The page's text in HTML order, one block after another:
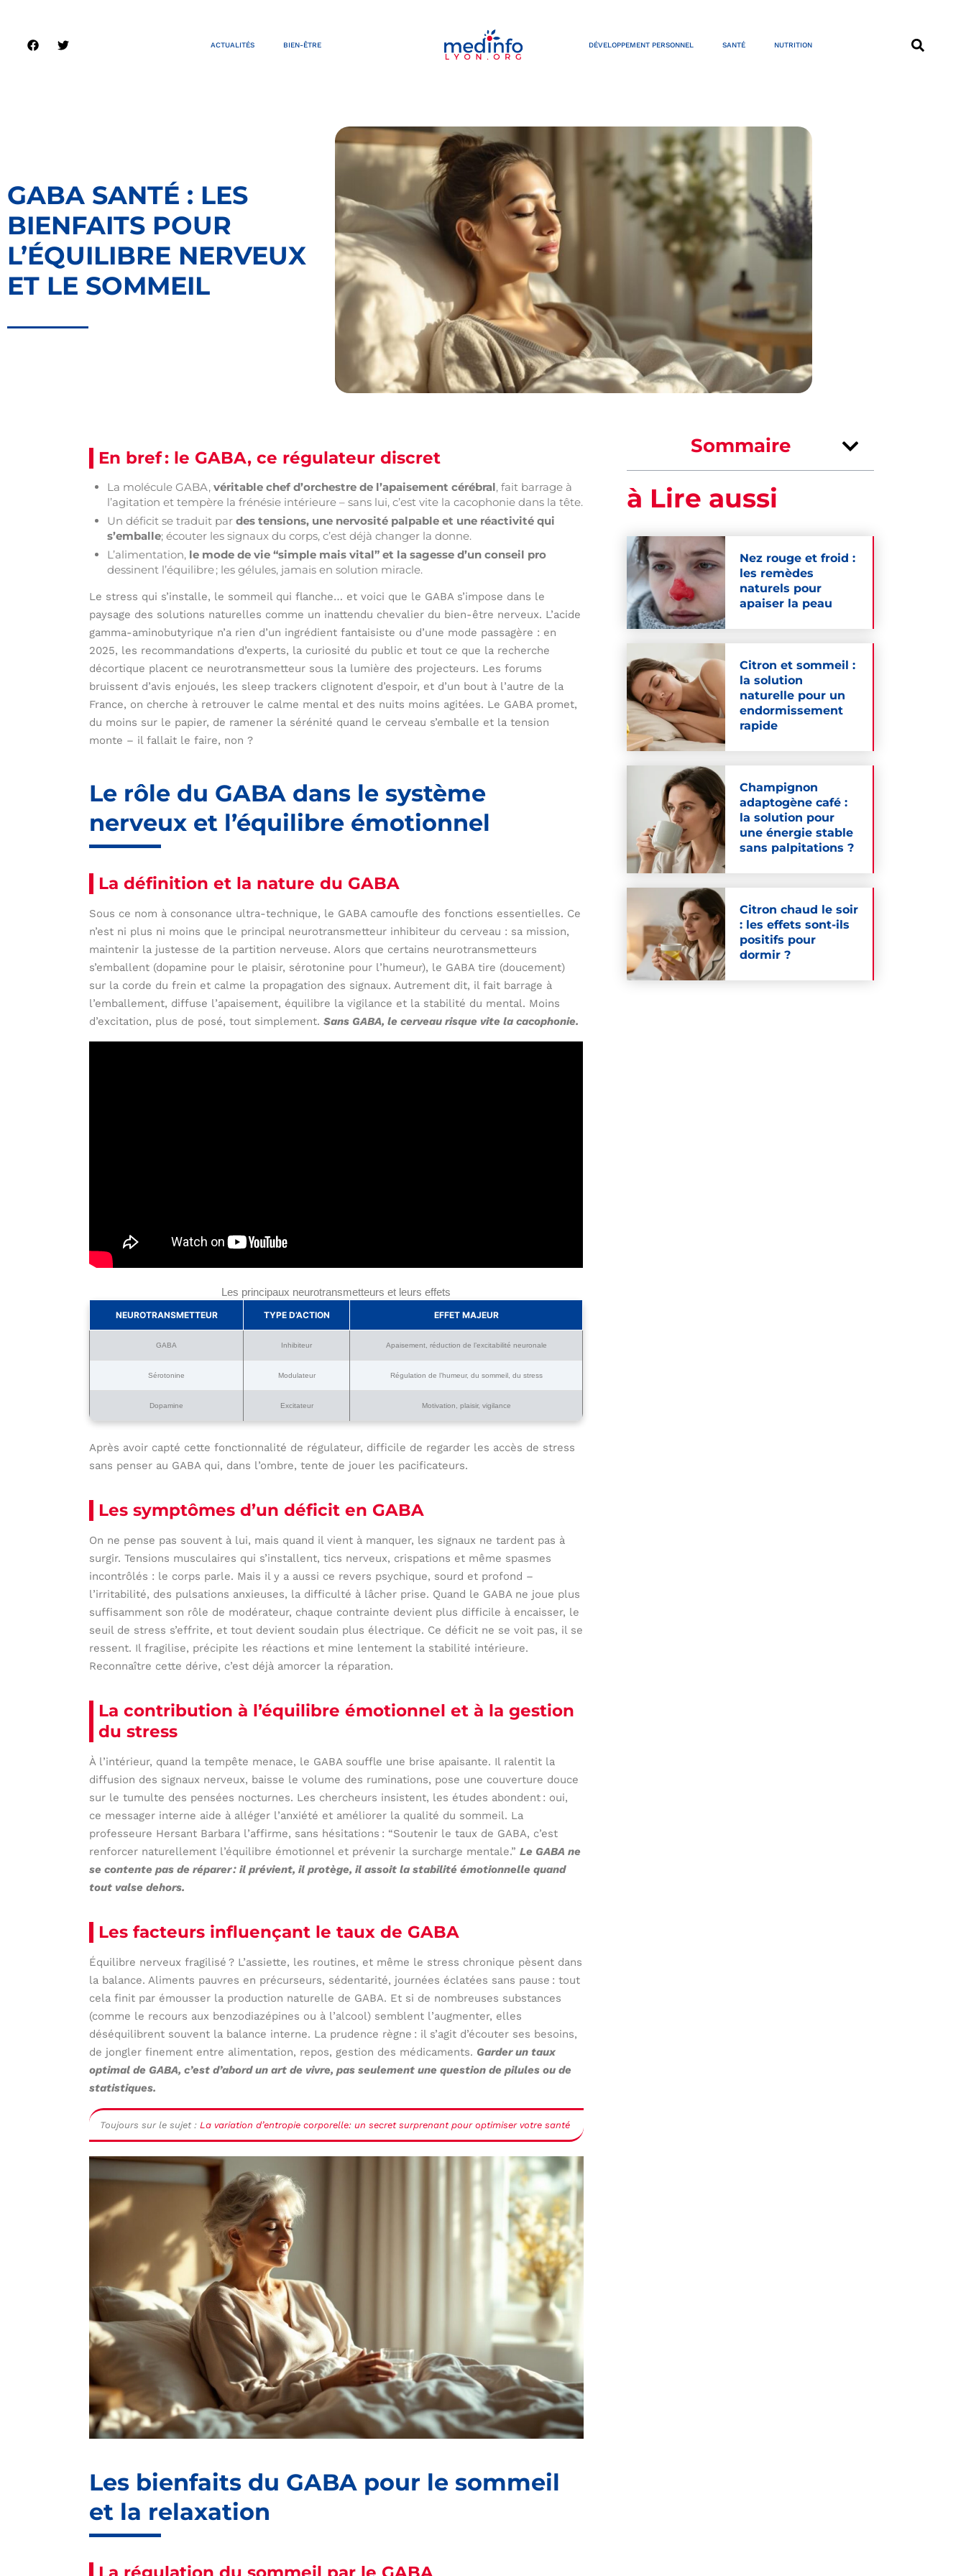
ACTUALITÉS BIEN-ÊTRE DÉVELOPPEMENT PERSONNEL SANTÉ NUTRITION
GABA SANTÉ : LES
BIENFAITS POUR
L’ÉQUILIBRE NERVEUX
ET LE SOMMEIL
En bref : le GABA, ce régulateur discret
La molécule GABA,véritable chef d’orchestre de l’apaisement cérébral, fait barrage à
l’agitation et tempère la frénésie intérieure – sans lui, c’est vite la cacophonie dans la tête.
Un déficit se traduit pardes tensions, une nervosité palpable et une réactivité qui
s’emballe; écouter les signaux du corps, c’est déjà changer la donne.
L’alimentation, le mode de vie “simple mais vital” et la sagesse d’un conseil pro
dessinent l’équilibre ; les gélules, jamais en solution miracle.
Le stress qui s’installe, le sommeil qui flanche… et voici que le GABA s’impose dans le
paysage des solutions naturelles comme un inattendu chevalier du bien-être nerveux. L’acide
gamma-aminobutyrique n’a rien d’un ingrédient fantaisiste ou d’une mode passagère : en
2025, les recommandations d’experts, la curiosité du public et tout ce que la recherche
décortique placent ce neurotransmetteur sous la lumière des projecteurs. Les forums
bruissent d’avis enjoués, les sleep trackers clignotent d’espoir, et d’un bout à l’autre de la
France, on cherche à retrouver le calme mental et des nuits moins agitées. Le GABA promet,
du moins sur le papier, de ramener la sérénité quand le cerveau s’emballe et la tension
monte – il fallait le faire, non ?
Le rôle du GABA dans le système
nerveux et l’équilibre émotionnel
La définition et la nature du GABA
Sous ce nom à consonance ultra-technique, le GABA camoufle des fonctions essentielles. Ce
n’est ni plus ni moins que le principal neurotransmetteur inhibiteur du cerveau : sa mission,
maintenir la justesse de la partition nerveuse. Alors que certains neurotransmetteurs
s’emballent (dopamine pour le plaisir, sérotonine pour l’humeur), le GABA tire (doucement)
sur la corde du frein et calme la propagation des signaux. Autrement dit, il fait barrage à
l’emballement, diffuse l’apaisement, équilibre la vigilance et la stabilité du mental. Moins
d’excitation, plus de posé, tout simplement.Sans GABA, le cerveau risque vite la cacophonie.
Les principaux neurotransmetteurs et leurs effets
NEUROTRANSMETTEUR TYPE D’ACTION EFFET MAJEUR
GABA Inhibiteur Apaisement, réduction de l’excitabilité neuronale
Sérotonine Modulateur Régulation de l’humeur, du sommeil, du stress
Dopamine Excitateur Motivation, plaisir, vigilance
Après avoir capté cette fonctionnalité de régulateur, difficile de regarder les accès de stress
sans penser au GABA qui, dans l’ombre, tente de jouer les pacificateurs.
Les symptômes d’un déficit en GABA
On ne pense pas souvent à lui, mais quand il vient à manquer, les signaux ne tardent pas à
surgir. Tensions musculaires qui s’installent, tics nerveux, crispations et même spasmes
incontrôlés : le corps parle. Mais il y a aussi ce revers psychique, sourd et profond –
l’irritabilité, des pulsations anxieuses, la difficulté à lâcher prise. Quand le GABA ne joue plus
suffisamment son rôle de modérateur, chaque contrainte devient plus difficile à encaisser, le
seuil de stress s’effrite, et tout devient soudain plus électrique. Ce déficit ne se voit pas, il se
ressent. Il fragilise, précipite les réactions et mine lentement la stabilité intérieure.
Reconnaître cette dérive, c’est déjà amorcer la réparation.
La contribution à l’équilibre émotionnel et à la gestion
du stress
À l’intérieur, quand la tempête menace, le GABA souffle une brise apaisante. Il ralentit la
diffusion des signaux nerveux, baisse le volume des ruminations, pose une couverture douce
sur le tumulte des pensées nocturnes. Les chercheurs insistent, les études abondent : oui,
ce messager interne aide à alléger l’anxiété et améliorer la qualité du sommeil. La
professeure Hersant Barbara l’affirme, sans hésitations : “Soutenir le taux de GABA, c’est
renforcer naturellement l’équilibre émotionnel et prévenir la surcharge mentale.”Le GABA ne
se contente pas de réparer : il prévient, il protège, il assoit la stabilité émotionnelle quand
tout valse dehors.
Les facteurs influençant le taux de GABA
Équilibre nerveux fragilisé ? L’assiette, les routines, et même le stress chronique pèsent dans
la balance. Aliments pauvres en précurseurs, sédentarité, journées éclatées sans pause : tout
cela finit par émousser la production naturelle de GABA. Et si de nombreuses substances
(comme le recours aux benzodiazépines ou à l’alcool) semblent l’augmenter, elles
déséquilibrent souvent la balance interne. La prudence règne : il s’agit d’écouter ses besoins,
de jongler finement entre alimentation, repos, gestion des médicaments. Garder un taux
optimal de GABA, c’est d’abord un art de vivre, pas seulement une question de pilules ou de
statistiques.
Toujours sur le sujet : La variation d’entropie corporelle: un secret surprenant pour optimiser votre santé
Les bienfaits du GABA pour le sommeil
et la relaxation
Sommaire
à Lire aussi
Nez rouge et froid :
les remèdes
naturels pour
apaiser la peau
Citron et sommeil :
la solution
naturelle pour un
endormissement
rapide
Champignon
adaptogène café :
la solution pour
une énergie stable
sans palpitations ?
Citron chaud le soir
: les effets sont-ils
positifs pour
dormir ?